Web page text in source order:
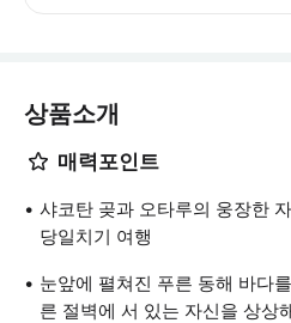
상품소개
매력포인트
샤코탄 곶과 오타루의 웅장한
당일치기 여행
눈앞에 펼쳐진 푸른 동해 바다
른 절벽에 서 있는 자신을 상상